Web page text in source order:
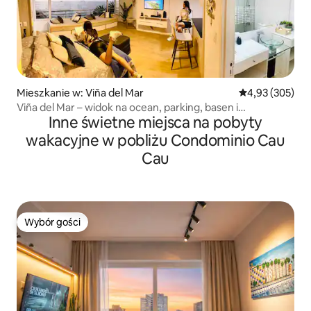
Mieszkanie w: Viña del Mar Średnia
4,93 (305)
Viña del Mar – widok na ocean, parking, basen i
klimatyzacjaInne świetne miejsca na pobyty
wakacyjne w pobliżu Condominio Cau
Cau
Wybór gości
Wybór gości